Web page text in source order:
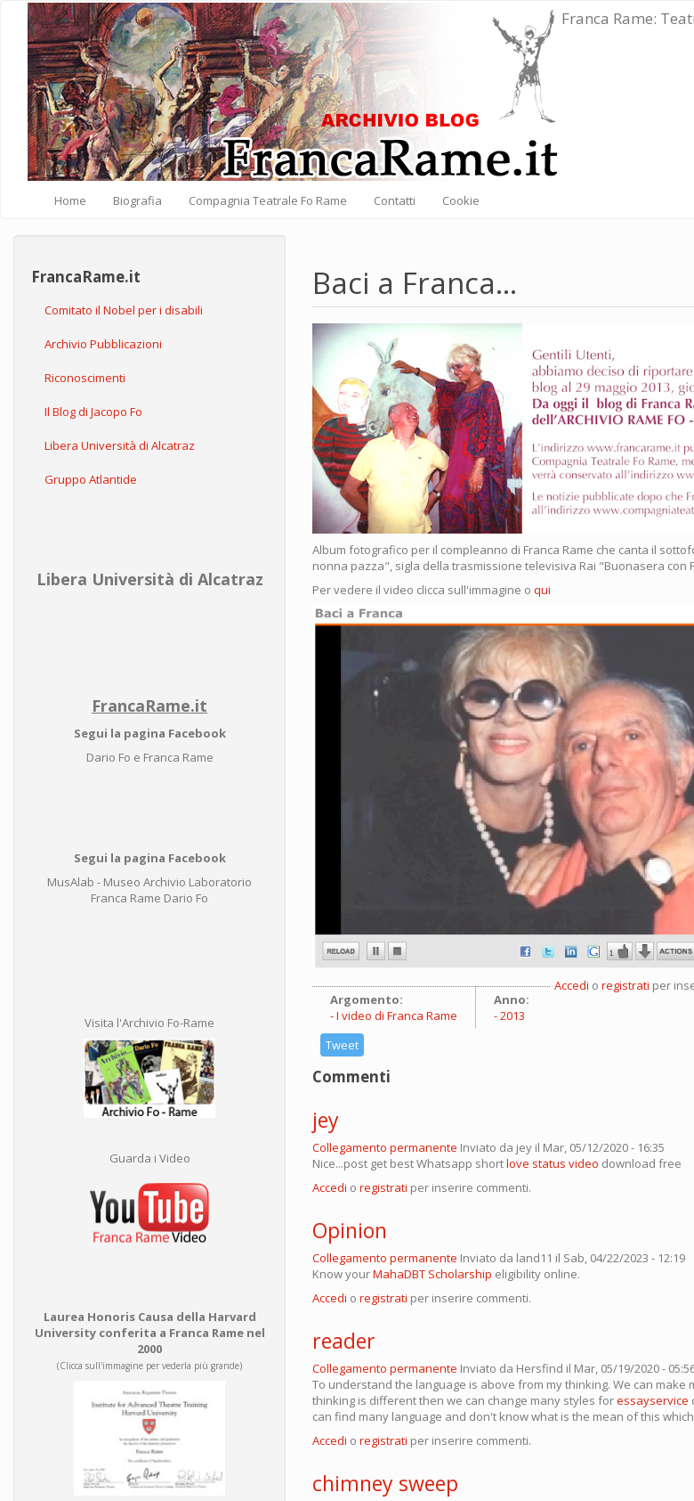
Salta al contenuto principale Franca Rame:
Home Biografia Compagnia Teatrale Fo Rame Contatti Cookie
FrancaRame.it
Comitato il Nobel per i disabili
Archivio Pubblicazioni
Riconoscimenti
Il Blog di Jacopo Fo
Libera Università di Alcatraz
Gruppo Atlantide
Libera Università di Alcatraz
FrancaRame.it
Segui la pagina Facebook
Dario Fo e Franca Rame
Segui la pagina Facebook
MusAlab - Museo Archivio Laboratorio
Franca Rame Dario Fo
Visita l'Archivio Fo-Rame
Guarda i Video
Laurea Honoris Causa della Harvard
University conferita a Franca Rame nel
2000
(Clicca sull'immagine per vederla più grande)
Baci a Franca...
Album fotografico per il compleanno di Franca Rame che canta il
nonna pazza", sigla della trasmissione televisiva Rai "Buonasera con
Per vedere il video clicca sull'immagine o qui
Argomento:
I video di Franca Rame
Anno:
2013
Accedi o registrati per
Tweet
Commenti
jey
Collegamento permanente Inviato da jey il Mar, 05/12/2020 - 16:35
Nice...post get best Whatsapp shortlove status video download free
Accedi o registrati per inserire commenti.
Opinion
Collegamento permanente Inviato da land11 il Sab, 04/22/2023 - 12:19
Know yourMahaDBT Scholarship eligibility online.
Accedi o registrati per inserire commenti.
reader
Collegamento permanente Inviato da Hersfind il Mar, 05/19/2020 -
To understand the language is above from my thinking. We can make
thinking is different then we can change many styles foressayservice
can find many language and don't know what is the mean of this
Accedi o registrati per inserire commenti.
chimney sweep